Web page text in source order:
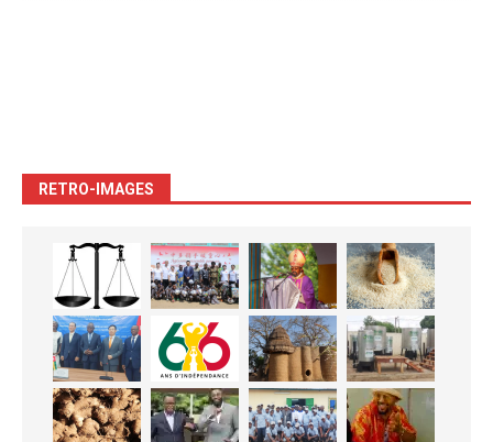
RETRO-IMAGES